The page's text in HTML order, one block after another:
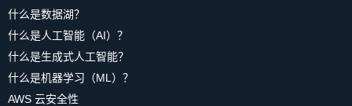
什么是数据湖？
什么是人工智能（AI）？
什么是生成式人工智能？
什么是机器学习（ML）？
AWS 云安全性